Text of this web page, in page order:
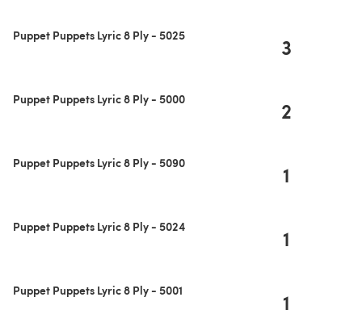
Puppet Puppets Lyric 8 Ply - 5025 3
Puppet Puppets Lyric 8 Ply - 5000 2
Puppet Puppets Lyric 8 Ply - 5090 1
Puppet Puppets Lyric 8 Ply - 5024 1
Puppet Puppets Lyric 8 Ply - 5001 1